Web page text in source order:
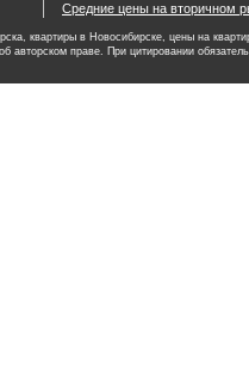
Средние цены на вторичном
квартиры в Новосибирске, цены на
авторском праве. При цитировании